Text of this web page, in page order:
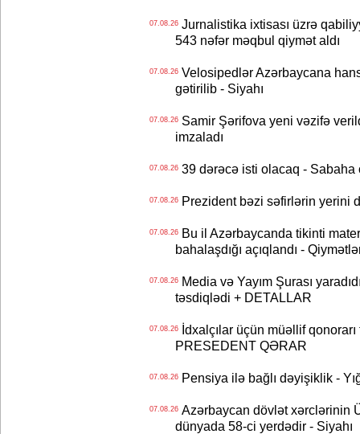
07.08.26Jurnalistika ixtisası üzrə
543 nəfər məqbul qiymət aldı
07.08.26Velosipedlər Azərbaycana
gətirilib - Siyahı
07.08.26Samir Şərifova yeni vəzifə
imzaladı
07.08.2639 dərəcə isti olacaq - Sabaha
07.08.26Prezident bəzi səfirlərin yerini
07.08.26Bu il Azərbaycanda tikinti
bahalaşdığı açıqlandı -
07.08.26Media və Yayım Şurası
təsdiqlədi + DETALLAR
07.08.26İdxalçılar üçün müəllif
PRESEDENT QƏRAR
07.08.26Pensiya ilə bağlı dəyişiklik -
07.08.26Azərbaycan dövlət xərclərinin
dünyada 58-ci yerdədir - Siyahı